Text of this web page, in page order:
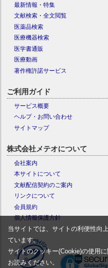
最新情報・特集
文献検索・全文閲覧
医薬品検索
医療機器検索
医学書通販
医療動画
著作権許諾サービス
ご利用ガイド
サービス概要
ヘルプ・お問い合わせ
サイトマップ
株式会社メテオについて
会社案内
本サイトについて
文献配信契約のご案内
リンクについて
会員規約
個人情報保護方針
当サイトでは、サイトの利便性向
ています。
サイトのクッキー(Cookie)の使用に
お読みください。